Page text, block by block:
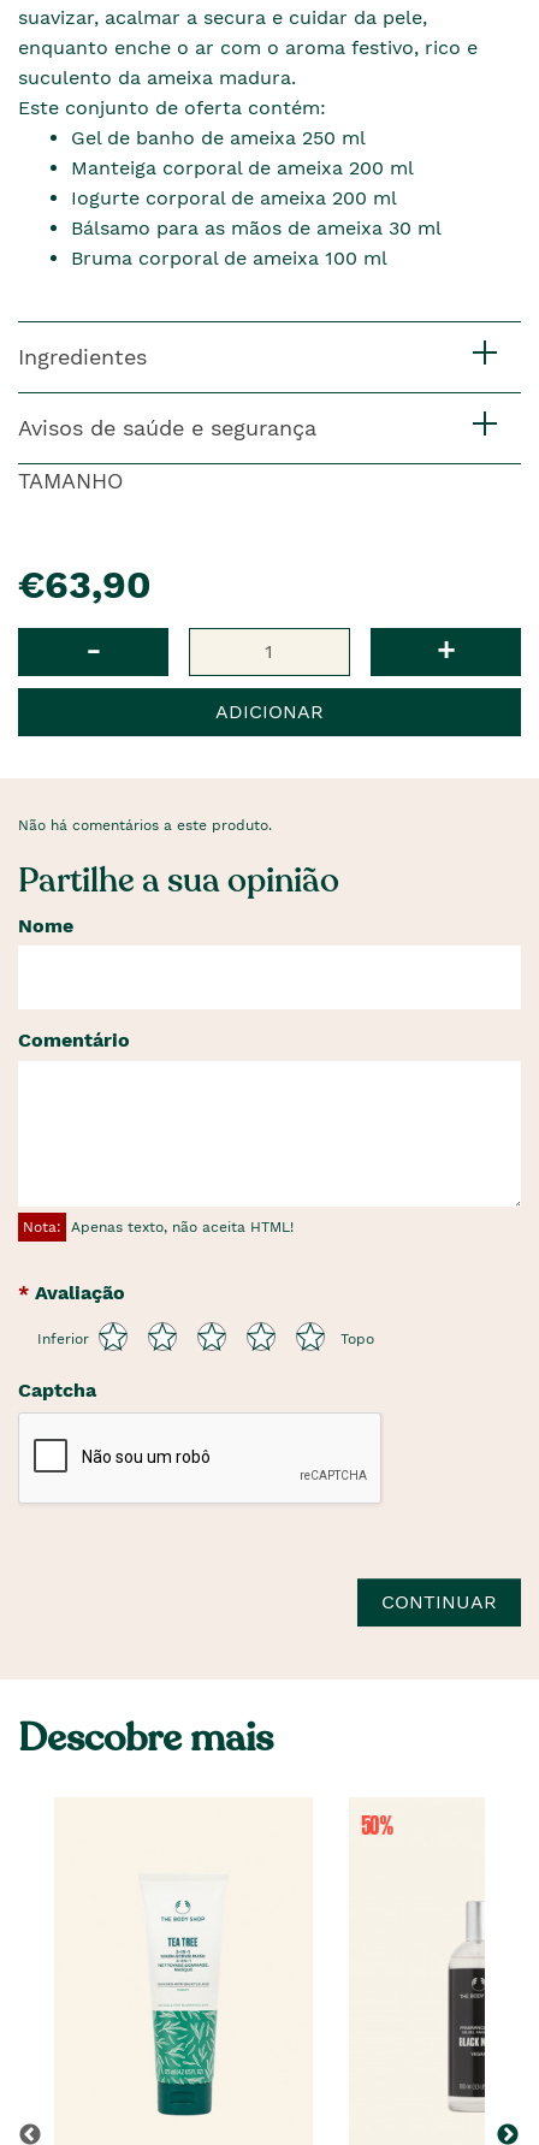
suavizar, acalmar a secura e cuidar da pele,
enquanto enche o ar com o aroma festivo, rico e
suculento da ameixa madura.
Este conjunto de oferta contém:
Gel de banho de ameixa 250 ml
Manteiga corporal de ameixa 200 ml
Iogurte corporal de ameixa 200 ml
Bálsamo para as mãos de ameixa 30 ml
Bruma corporal de ameixa 100 ml
Ingredientes
Avisos de saúde e segurança
TAMANHO
€63,90
- +
ADICIONAR
Não há comentários a este produto.
Partilhe a sua opinião
Nome
Comentário
Nota: Apenas texto, não aceita HTML!
Avaliação
Inferior Topo
Captcha
CONTINUAR
Descobre mais